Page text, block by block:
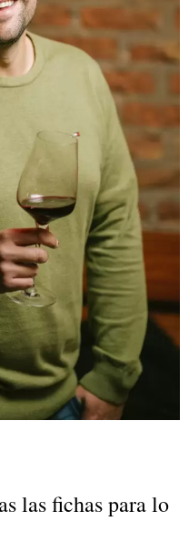
las fichas para lo